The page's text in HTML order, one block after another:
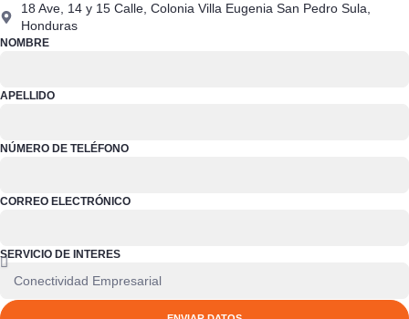
18 Ave, 14 y 15 Calle, Colonia Villa Eugenia San Pedro Sula,
Honduras
NOMBRE
APELLIDO
NÚMERO DE TELÉFONO
CORREO ELECTRÓNICO
SERVICIO DE INTERES